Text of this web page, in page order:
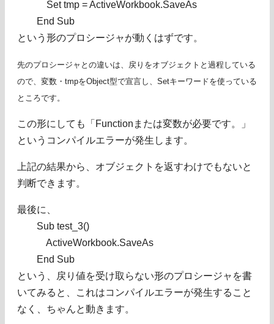
Set tmp = ActiveWorkbook.SaveAs
End Sub
という形のプロシージャが動くはずです。
先のプロシージャとの違いは、戻りをオブジェクトと過程している
ので、変数・tmpをObject型で宣言し、Setキーワードを使っている
ところです。
この形にしても「Functionまたは変数が必要です。」
というコンパイルエラーが発生します。
上記の結果から、オブジェクトを返すわけでもないと
判断できます。
最後に、
Sub test_3()
ActiveWorkbook.SaveAs
End Sub
という、戻り値を受け取らない形のプロシージャを書
いてみると、これはコンパイルエラーが発生すること
なく、ちゃんと動きます。